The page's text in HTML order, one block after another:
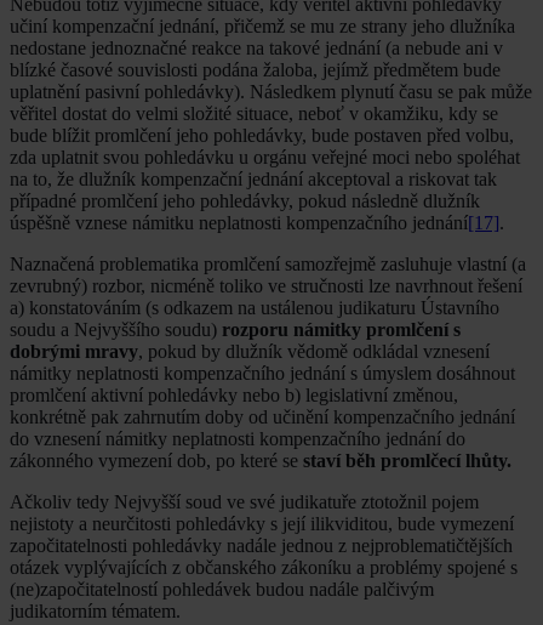
Nebudou totiž výjimečné situace, kdy věřitel aktivní pohledávky
učiní kompenzační jednání, přičemž se mu ze strany jeho dlužníka
nedostane jednoznačné reakce na takové jednání (a nebude ani v
blízké časové souvislosti podána žaloba, jejímž předmětem bude
uplatnění pasivní pohledávky). Následkem plynutí času se pak může
věřitel dostat do velmi složité situace, neboť v okamžiku, kdy se
bude blížit promlčení jeho pohledávky, bude postaven před volbu,
zda uplatnit svou pohledávku u orgánu veřejné moci nebo spoléhat
na to, že dlužník kompenzační jednání akceptoval a riskovat tak
případné promlčení jeho pohledávky, pokud následně dlužník
úspěšně vznese námitku neplatnosti kompenzačního jednání[17].
Naznačená problematika promlčení samozřejmě zasluhuje vlastní (a
zevrubný) rozbor, nicméně toliko ve stručnosti lze navrhnout řešení
a) konstatováním (s odkazem na ustálenou judikaturu Ústavního
soudu a Nejvyššího soudu) rozporu námitky promlčení s
dobrými mravy, pokud by dlužník vědomě odkládal vznesení
námitky neplatnosti kompenzačního jednání s úmyslem dosáhnout
promlčení aktivní pohledávky nebo b) legislativní změnou,
konkrétně pak zahrnutím doby od učinění kompenzačního jednání
do vznesení námitky neplatnosti kompenzačního jednání do
zákonného vymezení dob, po které se staví běh promlčecí lhůty.
Ačkoliv tedy Nejvyšší soud ve své judikatuře ztotožnil pojem
nejistoty a neurčitosti pohledávky s její ilikviditou, bude vymezení
započitatelnosti pohledávky nadále jednou z nejproblematičtějších
otázek vyplývajících z občanského zákoníku a problémy spojené s
(ne)započitatelností pohledávek budou nadále palčivým
judikatorním tématem.